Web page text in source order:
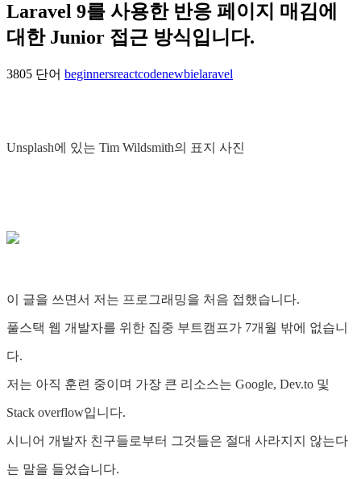
Laravel 9를 사용한 반응 페이지 매김에
대한 Junior 접근 방식입니다.
3805 단어 beginnersreactcodenewbielaravel
Unsplash에 있는 Tim Wildsmith의 표지 사진
이 글을 쓰면서 저는 프로그래밍을 처음 접했습니다.
풀스택 웹 개발자를 위한 집중 부트캠프가 7개월 밖에 없습니
다.
저는 아직 훈련 중이며 가장 큰 리소스는 Google, Dev.to 및
Stack overflow입니다.
시니어 개발자 친구들로부터 그것들은 절대 사라지지 않는다
는 말을 들었습니다.